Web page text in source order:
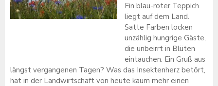
Ein blau-roter Teppich
liegt auf dem Land.
Satte Farben locken
unzählig hungrige Gäste,
die unbeirrt in Blüten
eintauchen. Ein Gruß aus
längst vergangenen Tagen? Was das Insektenherz betört,
hat in der Landwirtschaft von heute kaum mehr einen